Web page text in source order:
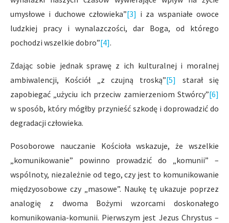
umysłowe i duchowe człowieka”[3] i za wspaniałe owoce
ludzkiej pracy i wynalazczości, dar Boga, od którego
pochodzi wszelkie dobro”[4].
Zdając sobie jednak sprawę z ich kulturalnej i moralnej
ambiwalencji, Kościół „z czujną troską”[5] starał się
zapobiegać „użyciu ich przeciw zamierzeniom Stwórcy”[6]
w sposób, który mógłby przynieść szkodę i doprowadzić do
degradacji człowieka.
Posoborowe nauczanie Kościoła wskazuje, że wszelkie
„komunikowanie” powinno prowadzić do „komunii” –
wspólnoty, niezależnie od tego, czy jest to komunikowanie
międzyosobowe czy „masowe”. Naukę tę ukazuje poprzez
analogię z dwoma Bożymi wzorcami doskonałego
komunikowania-komunii. Pierwszym jest Jezus Chrystus –